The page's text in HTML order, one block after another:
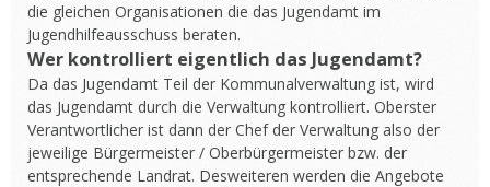
die gleichen Organisationen die das Jugendamt im
Jugendhilfeausschuss beraten.
Wer kontrolliert eigentlich das Jugendamt?
Da das Jugendamt Teil der Kommunalverwaltung ist, wird
das Jugendamt durch die Verwaltung kontrolliert. Oberster
Verantwortlicher ist dann der Chef der Verwaltung also der
jeweilige Bürgermeister / Oberbürgermeister bzw. der
entsprechende Landrat. Desweiteren werden die Angebote